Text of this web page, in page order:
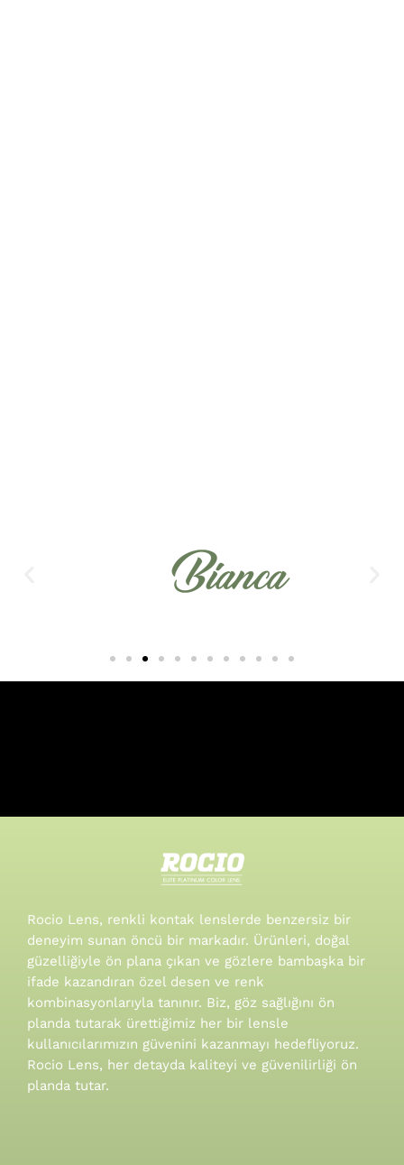
Rocio Lens, renkli kontak lenslerde benzersiz bir
deneyim sunan öncü bir markadır. Ürünleri, doğal
güzelliğiyle ön plana çıkan ve gözlere bambaşka bir
ifade kazandıran özel desen ve renk
kombinasyonlarıyla tanınır. Biz, göz sağlığını ön
planda tutarak ürettiğimiz her bir lensle
kullanıcılarımızın güvenini kazanmayı hedefliyoruz.
Rocio Lens, her detayda kaliteyi ve güvenilirliği ön
planda tutar.